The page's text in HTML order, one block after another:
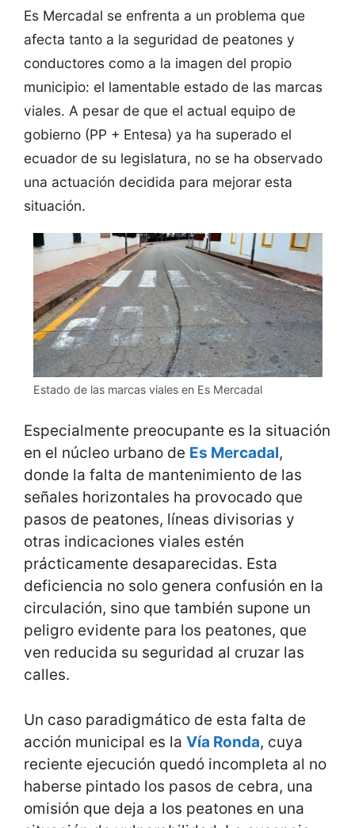
Es Mercadal se enfrenta a un problema que
afecta tanto a la seguridad de peatones y
conductores como a la imagen del propio
municipio: el lamentable estado de las marcas
viales. A pesar de que el actual equipo de
gobierno (PP + Entesa) ya ha superado el
ecuador de su legislatura, no se ha observado
una actuación decidida para mejorar esta
situación.
Estado de las marcas viales en Es Mercadal
Especialmente preocupante es la situación
en el núcleo urbano de Es Mercadal,
donde la falta de mantenimiento de las
señales horizontales ha provocado que
pasos de peatones, líneas divisorias y
otras indicaciones viales estén
prácticamente desaparecidas. Esta
deficiencia no solo genera confusión en la
circulación, sino que también supone un
peligro evidente para los peatones, que
ven reducida su seguridad al cruzar las
calles.
Un caso paradigmático de esta falta de
acción municipal es la Vía Ronda, cuya
reciente ejecución quedó incompleta al no
haberse pintado los pasos de cebra, una
omisión que deja a los peatones en una